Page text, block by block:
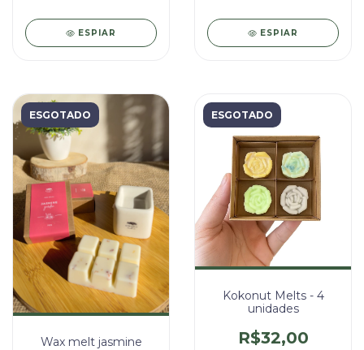
ESPIAR ESPIAR
ESGOTADO
Wax melt jasmine
ESGOTADO
Kokonut Melts - 4
unidades
R$32,00